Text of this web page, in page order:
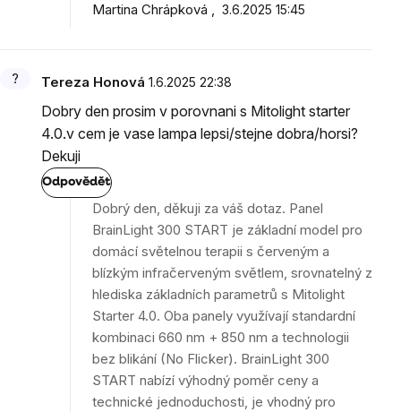
Martina Chrápková 3.6.2025 15:45
Tereza Honová 1.6.2025 22:38
Dobry den prosim v porovnani s Mitolight starter
4.0.v cem je vase lampa lepsi/stejne dobra/horsi?
Dekuji
Odpovědět
Dobrý den, děkuji za váš dotaz. Panel
BrainLight 300 START je základní model pro
domácí světelnou terapii s červeným a
blízkým infračerveným světlem, srovnatelný z
hlediska základních parametrů s Mitolight
Starter 4.0. Oba panely využívají standardní
kombinaci 660 nm + 850 nm a technologii
bez blikání (No Flicker). BrainLight 300
START nabízí výhodný poměr ceny a
technické jednoduchosti, je vhodný pro